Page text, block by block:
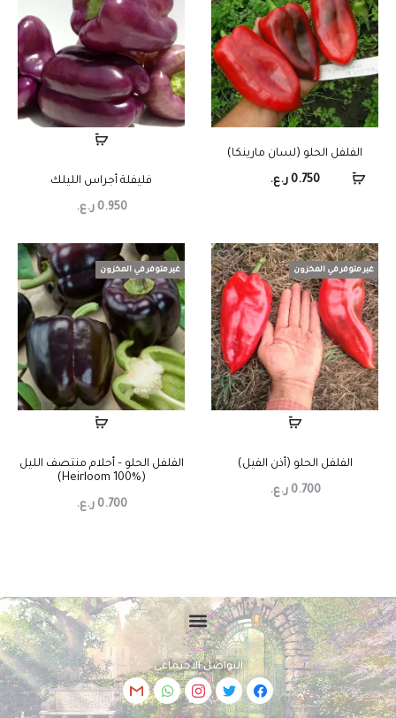
الفلفل الحلو (لسان مارينكا)
0.750 ر.ع. فليفلة أجراس الليلك
0.950 ر.ع.
غير متوفر في المخزون
الفلفل الحلو (أذن الفيل)
0.700 ر.ع.
غير متوفر في المخزون
الفلفل الحلو – أحلام منتصف الليل
(Heirloom 100%)
0.700 ر.ع.
التواصل الاجتماعي